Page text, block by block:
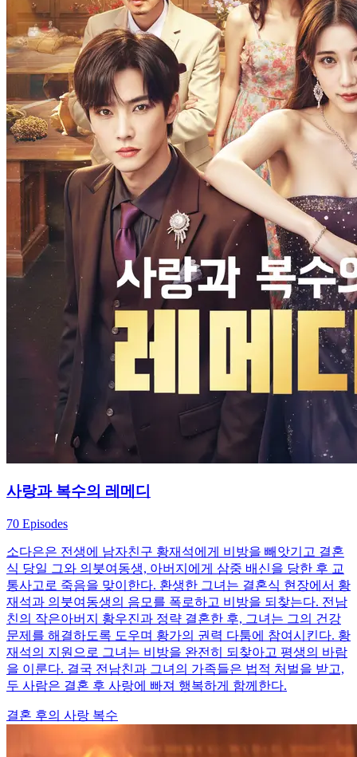
사랑과 복수의 레메디
70 Episodes
소다은은 전생에 남자친구 황재석에게 비방을 빼앗기고 결혼
식 당일 그와 의붓여동생, 아버지에게 삼중 배신을 당한 후 교
통사고로 죽음을 맞이한다. 환생한 그녀는 결혼식 현장에서 황
재석과 의붓여동생의 음모를 폭로하고 비방을 되찾는다. 전남
친의 작은아버지 황우진과 정략 결혼한 후, 그녀는 그의 건강
문제를 해결하도록 도우며 황가의 권력 다툼에 참여시킨다. 황
재석의 지원으로 그녀는 비방을 완전히 되찾아고 평생의 바람
을 이룬다. 결국 전남친과 그녀의 가족들은 법적 처벌을 받고,
두 사람은 결혼 후 사랑에 빠져 행복하게 함께한다.
결혼 후의 사랑 복수